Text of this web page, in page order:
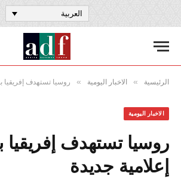
العربية
الرئيسية » الاخبار اليومية » روسيا تستهدف إفريقيا
الاخبار اليومية
روسيا تستهدف إفريقيا
إعلامية جديدة